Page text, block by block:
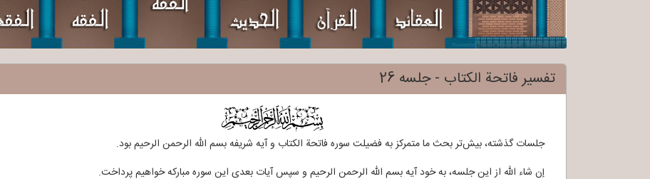
تفسیر فاتحة الکتاب - جلسه 26
$
جلسات گذشته، بیش‌تر بحث ما متمرکز به فضیلت سوره فاتحة الکتاب و آیه شریفه بسم الله الرحمن الرحیم بود.
إن شاء الله از این جلسه، به خود آیه بسم الله الرحمن الرحیم و سپس آیات بعدی این سوره مبارکه خواهیم پرداخت.